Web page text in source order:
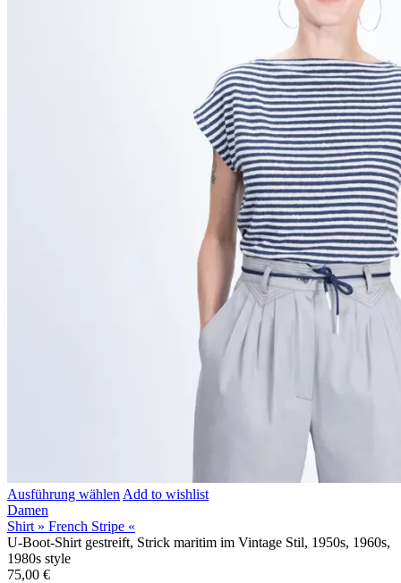
Ausführung wählen Add to wishlist
Damen
Shirt » French Stripe «
U-Boot-Shirt gestreift, Strick maritim im Vintage Stil, 1950s, 1960s,
1980s style
75,00 €